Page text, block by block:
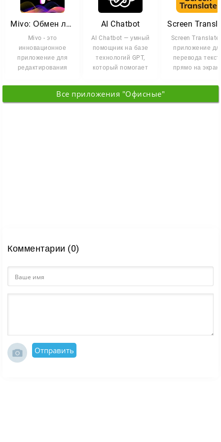
Mivo: Обмен лицами
Mivo - это
инновационное
приложение для
редактирования
сочетает передовые
методы AI
AI Chatbot
AI Chatbot — умный
помощник на базе
технологий GPT,
который помогает
задачи и
Screen
Screen
приложение
перевода
прямо на
Никаких
Все приложения "Офисные"
Комментарии (0)
Отправить